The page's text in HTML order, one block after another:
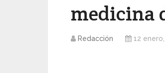
medicina
Redacción 12